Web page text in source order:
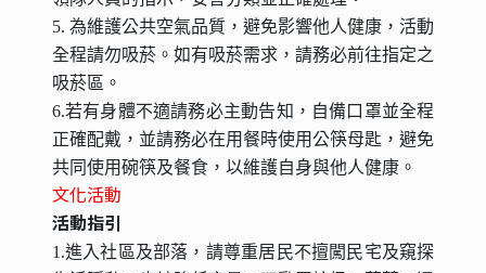
一般出團注意事項
【費用說明】
團費報價適用至115/12/30
出發日期
二人房